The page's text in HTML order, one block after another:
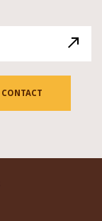
CONTACT